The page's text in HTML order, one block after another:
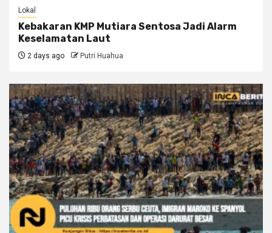
Lokal
Kebakaran KMP Mutiara Sentosa Jadi Alarm
Keselamatan Laut
2 days ago Putri Huahua